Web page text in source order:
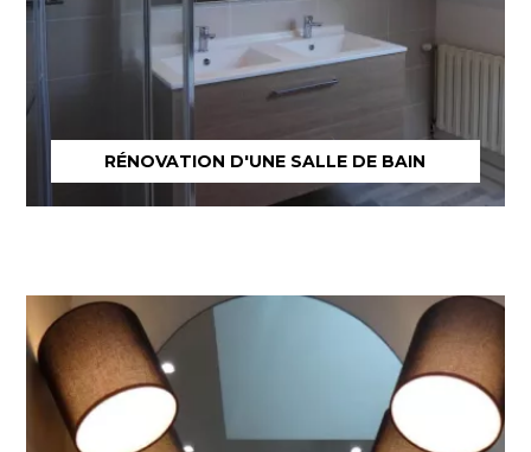
RÉNOVATION D'UNE SALLE DE BAIN